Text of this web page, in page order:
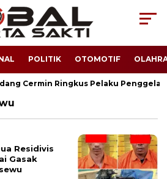
POLITIK OTOMOTIF
Cermin Ringkus Pelaku
Residivis
Gasak